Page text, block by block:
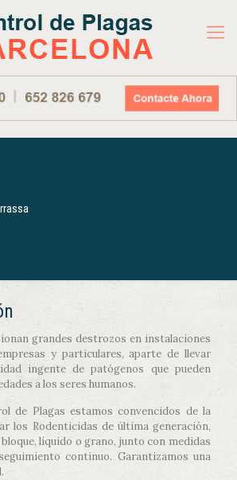
grandes destrozos en instalaciones
y particulares, aparte de llevar
ingente de patógenos que pueden
a los seres humanos.
de Plagas estamos convencidos de la
los Rodenticidas de última generación,
líquido o grano, junto con medidas
continuo. Garantizamos una